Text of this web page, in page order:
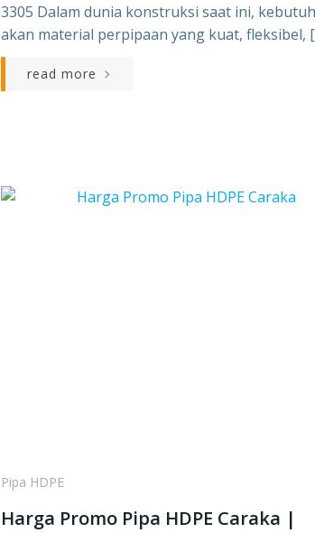
3305 Dalam dunia konstruksi saat ini,
akan material perpipaan yang kuat, fleksibel,
read more
Pipa HDPE
Harga Promo Pipa HDPE Caraka |